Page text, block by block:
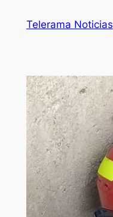
Telerama Noticias